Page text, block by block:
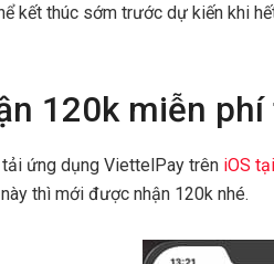
kết thúc sớm trước dự kiến khi
120k miễn
ứng dụng ViettelPay trên iOS
thì mới được nhận 120k nhé.